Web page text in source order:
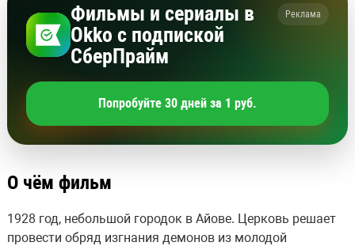
Фильмы и сериалы в
Okko с подпиской
СберПрайм
Реклама
Попробуйте 30 дней за 1 руб.
О чём фильм
1928 год, небольшой городок в Айове. Церковь решает
провести обряд изгнания демонов из молодой